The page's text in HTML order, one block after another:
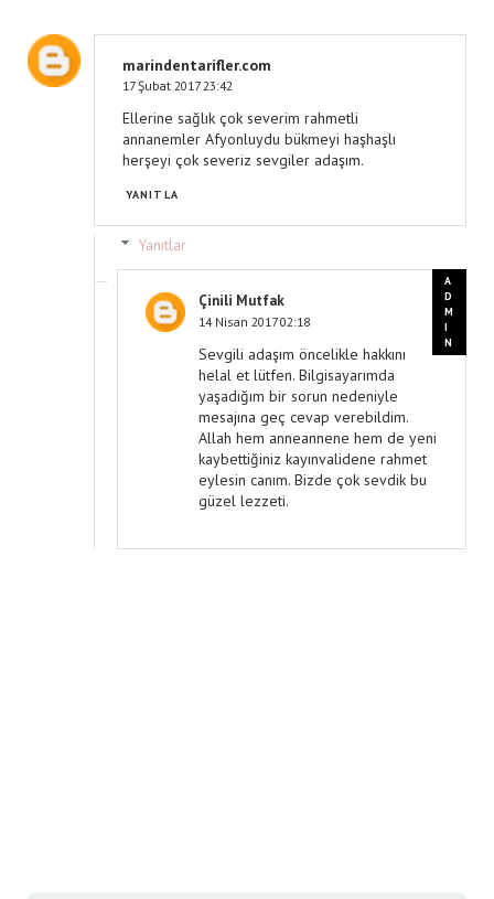
marindentarifler.com
17 Şubat 2017 23:42
Ellerine sağlık çok severim rahmetli
annanemler Afyonluydu bükmeyi haşhaşlı
herşeyi çok severiz sevgiler adaşım.
YANITLA
Yanıtlar
Çinili Mutfak
14 Nisan 2017 02:18
Sevgili adaşım öncelikle hakkını
helal et lütfen. Bilgisayarımda
yaşadığım bir sorun nedeniyle
mesajına geç cevap verebildim.
Allah hem anneannene hem de yeni
kaybettiğiniz kayınvalidene rahmet
eylesin canım. Bizde çok sevdik bu
güzel lezzeti.